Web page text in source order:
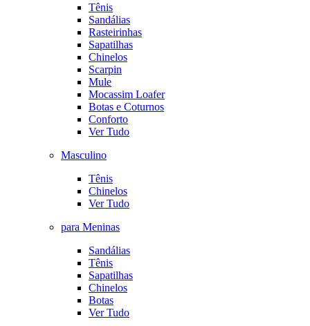
Tênis
Sandálias
Rasteirinhas
Sapatilhas
Chinelos
Scarpin
Mule
Mocassim Loafer
Botas e Coturnos
Conforto
Ver Tudo
Masculino
Tênis
Chinelos
Ver Tudo
para Meninas
Sandálias
Tênis
Sapatilhas
Chinelos
Botas
Ver Tudo